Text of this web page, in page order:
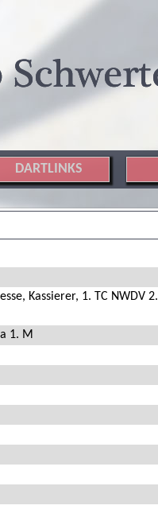
DARTLINKS
Kassierer, 1. TC NWDV 2.
1. M